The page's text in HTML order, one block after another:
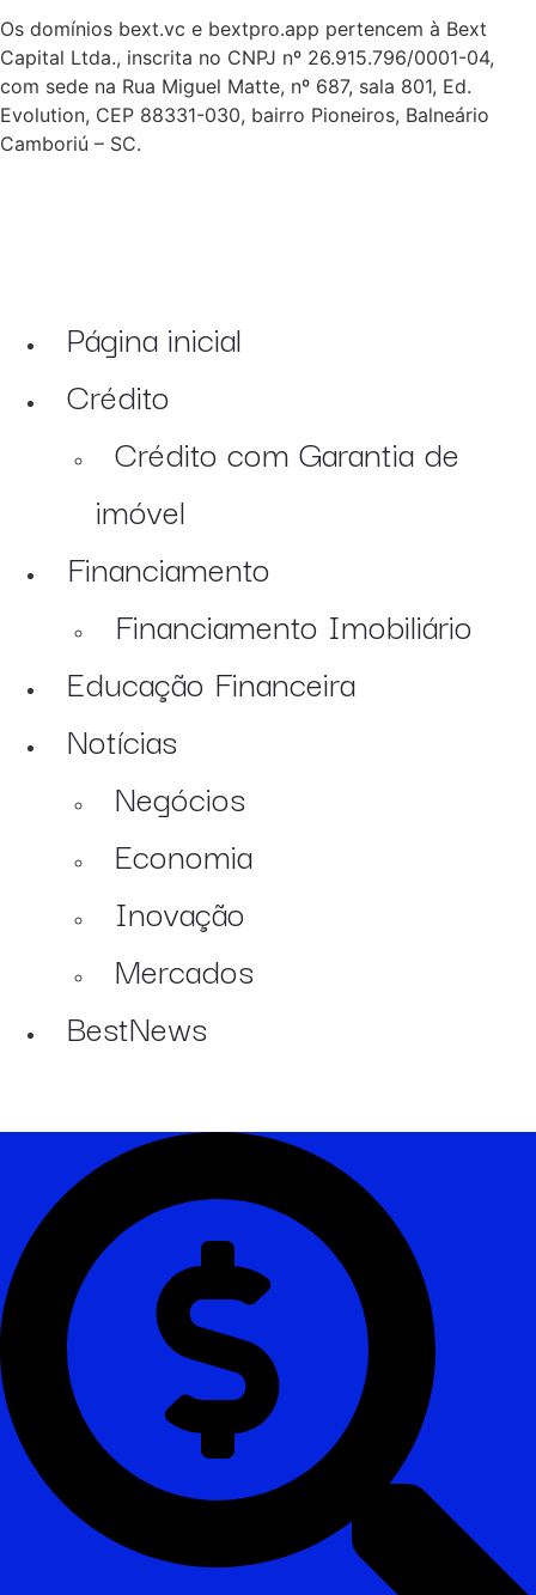
Os domínios bext.vc e bextpro.app pertencem à Bext
Capital Ltda., inscrita no CNPJ nº 26.915.796/0001-04,
com sede na Rua Miguel Matte, nº 687, sala 801, Ed.
Evolution, CEP 88331-030, bairro Pioneiros, Balneário
Camboriú – SC.
Página inicial
Crédito
Crédito com Garantia de
imóvel
Financiamento
Financiamento Imobiliário
Educação Financeira
Notícias
Negócios
Economia
Inovação
Mercados
BestNews